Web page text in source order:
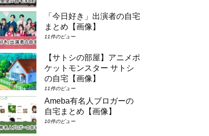
「今日好き」出演者の自宅
まとめ【画像】
11件のビュー
【サトシの部屋】アニメポ
ケットモンスター サトシ
の自宅【画像】
11件のビュー
Ameba有名人ブロガーの
自宅まとめ【画像】
10件のビュー